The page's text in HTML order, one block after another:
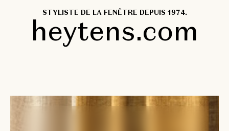
STYLISTE DE LA FENÊTRE DEPUIS 1974.
heytens.com